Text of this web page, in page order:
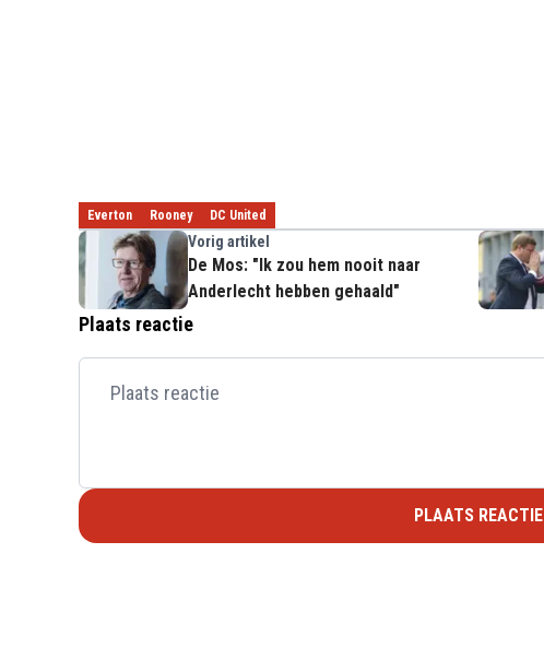
Everton Rooney DC United
Vorig artikel
De Mos: "Ik zou hem nooit naar
Anderlecht hebben gehaald"
Plaats reactie
PLAATS REACTIE